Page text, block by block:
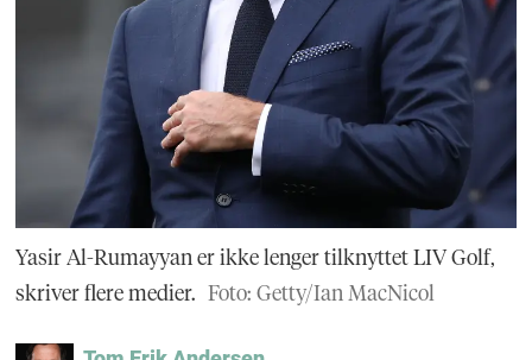
Yasir Al-Rumayyan er ikke lenger tilknyttet LIV Golf,
skriver flere medier. Foto: Getty/Ian MacNicol